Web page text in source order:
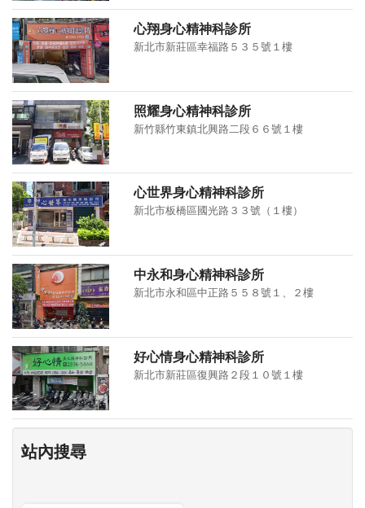
心翔身心精神科診所
新北市新莊區幸福路５３５號１樓
照耀身心精神科診所
新竹縣竹東鎮北興路二段６６號１樓
心世界身心精神科診所
新北市板橋區國光路３３號（１樓）
中永和身心精神科診所
新北市永和區中正路５５８號１、２樓
好心情身心精神科診所
新北市新莊區復興路２段１０號１樓
站內搜尋